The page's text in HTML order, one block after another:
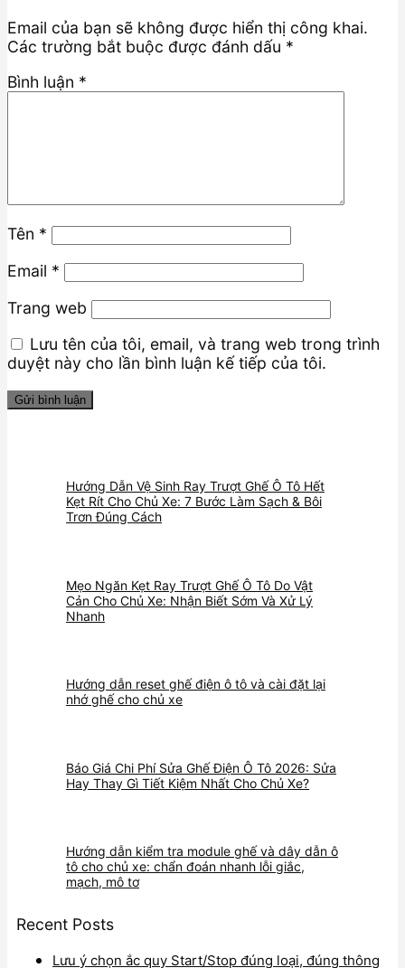
Email của bạn sẽ không được hiển thị công khai.
Các trường bắt buộc được đánh dấu *
Bình luận *
Tên *
Email *
Trang web
Lưu tên của tôi, email, và trang web trong trình
duyệt này cho lần bình luận kế tiếp của tôi.
Hướng Dẫn Vệ Sinh Ray Trượt Ghế Ô Tô Hết
Kẹt Rít Cho Chủ Xe: 7 Bước Làm Sạch & Bôi
Trơn Đúng Cách
Mẹo Ngăn Kẹt Ray Trượt Ghế Ô Tô Do Vật
Cản Cho Chủ Xe: Nhận Biết Sớm Và Xử Lý
Nhanh
Hướng dẫn reset ghế điện ô tô và cài đặt lại
nhớ ghế cho chủ xe
Báo Giá Chi Phí Sửa Ghế Điện Ô Tô 2026: Sửa
Hay Thay Gì Tiết Kiệm Nhất Cho Chủ Xe?
Hướng dẫn kiểm tra module ghế và dây dẫn ô
tô cho chủ xe: chẩn đoán nhanh lỗi giắc,
mạch, mô tơ
Recent Posts
Lưu ý chọn ắc quy Start/Stop đúng loại, đúng thông